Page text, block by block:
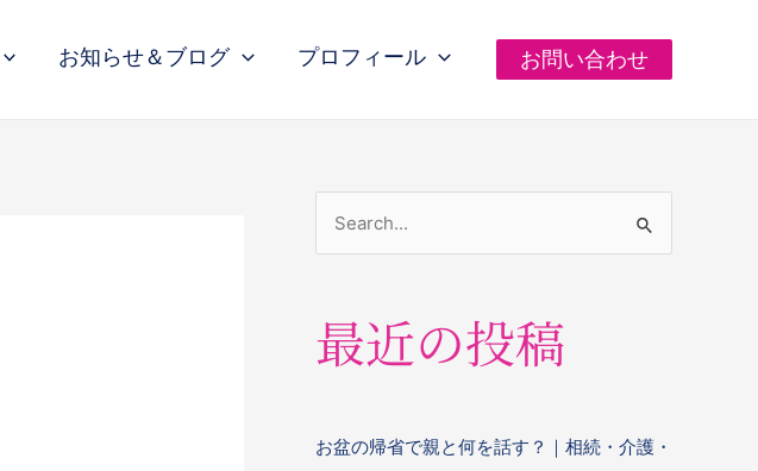
お知らせ＆ブログ プロフィール お問い合わせ
最近の投稿
お盆の帰省で親と何を話す？｜相続・介護・